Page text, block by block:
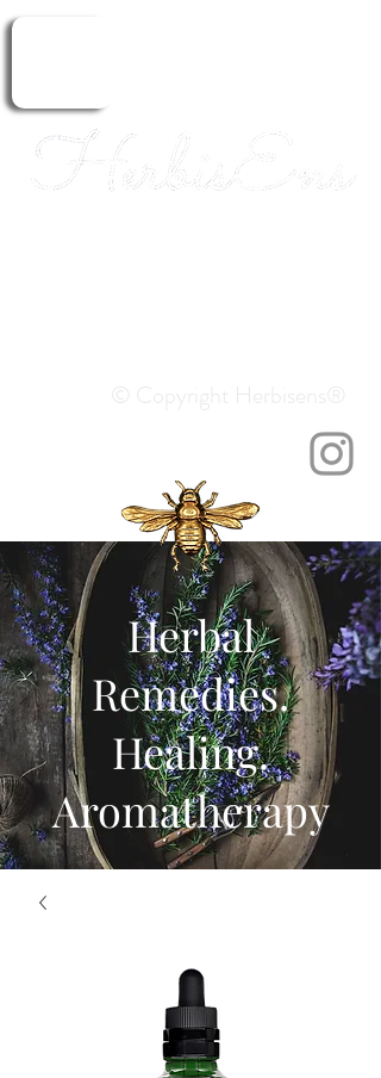
© Copyright Herbisens®
Herbal
Remedies.
Healing.
Aromatherapy